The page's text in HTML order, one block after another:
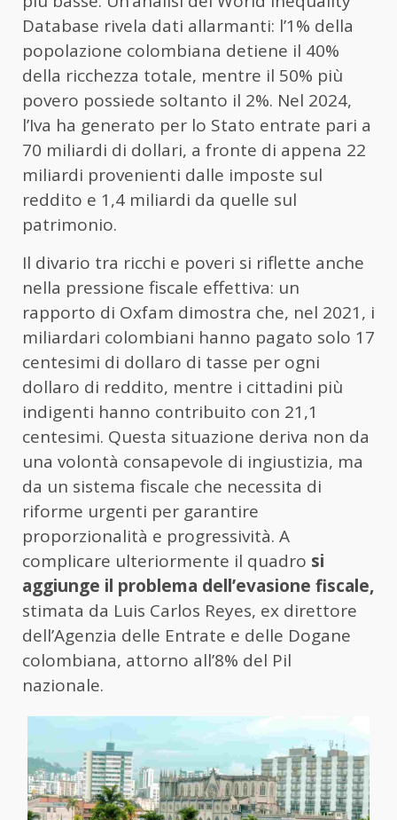
Database rivela dati allarmanti: l’1% della
popolazione colombiana detiene il 40%
della ricchezza totale, mentre il 50% più
povero possiede soltanto il 2%. Nel 2024,
l’Iva ha generato per lo Stato entrate pari a
70 miliardi di dollari, a fronte di appena 22
miliardi provenienti dalle imposte sul
reddito e 1,4 miliardi da quelle sul
patrimonio.
Il divario tra ricchi e poveri si riflette anche
nella pressione fiscale effettiva: un
rapporto di Oxfam dimostra che, nel 2021, i
miliardari colombiani hanno pagato solo 17
centesimi di dollaro di tasse per ogni
dollaro di reddito, mentre i cittadini più
indigenti hanno contribuito con 21,1
centesimi. Questa situazione deriva non da
una volontà consapevole di ingiustizia, ma
da un sistema fiscale che necessita di
riforme urgenti per garantire
proporzionalità e progressività. A
complicare ulteriormente il quadro si
aggiunge il problema dell’evasione fiscale,
stimata da Luis Carlos Reyes, ex direttore
dell’Agenzia delle Entrate e delle Dogane
colombiana, attorno all’8% del Pil
nazionale.